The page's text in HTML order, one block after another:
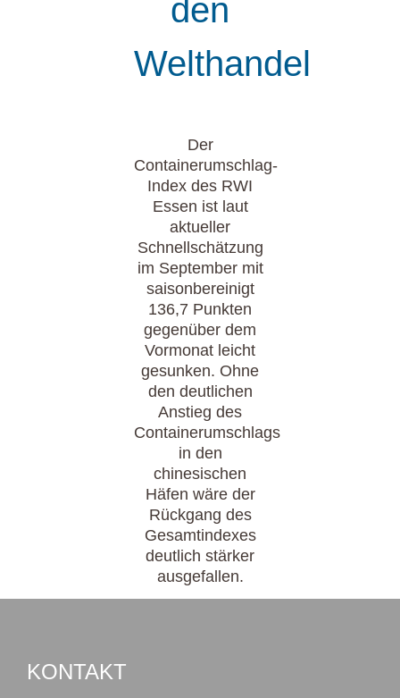
den
Welthandel
Der
Containerumschlag-
Index des RWI
Essen ist laut
aktueller
Schnellschätzung
im September mit
saisonbereinigt
136,7 Punkten
gegenüber dem
Vormonat leicht
gesunken. Ohne
den deutlichen
Anstieg des
Containerumschlags
in den
chinesischen
Häfen wäre der
Rückgang des
Gesamtindexes
deutlich stärker
ausgefallen.
KONTAKT